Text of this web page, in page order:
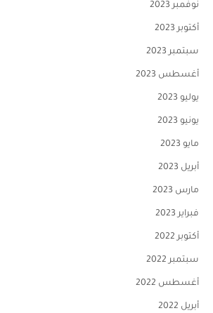
نوفمبر 2023
أكتوبر 2023
سبتمبر 2023
أغسطس 2023
يوليو 2023
يونيو 2023
مايو 2023
أبريل 2023
مارس 2023
فبراير 2023
أكتوبر 2022
سبتمبر 2022
أغسطس 2022
أبريل 2022